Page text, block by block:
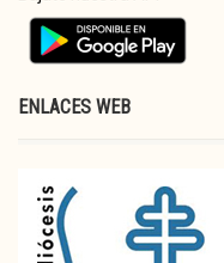
ENLACES WEB